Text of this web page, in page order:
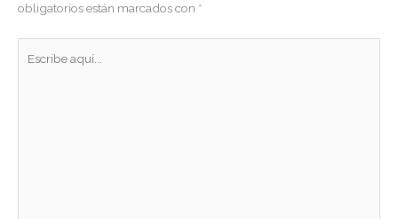
obligatorios están marcados con *